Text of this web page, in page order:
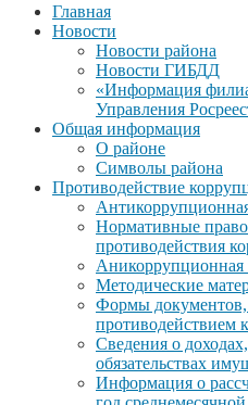
Главная
Новости
Новости района
Новости ГИБДД
«Информация
Управления
Общая информация
О районе
Символы района
Противодействие
Нормативные
противодействия
Аникоррупционная
Методические
Формы документов,
противодействием
Сведения о
обязательствах
Информация о